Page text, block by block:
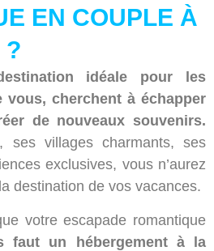
EN COUPLE À
?
idéale pour les
vous, cherchent à échapper
de nouveaux souvenirs.
ses villages charmants, ses
exclusives, vous n’aurez
destination de vos vacances.
votre escapade romantique
faut un hébergement à la